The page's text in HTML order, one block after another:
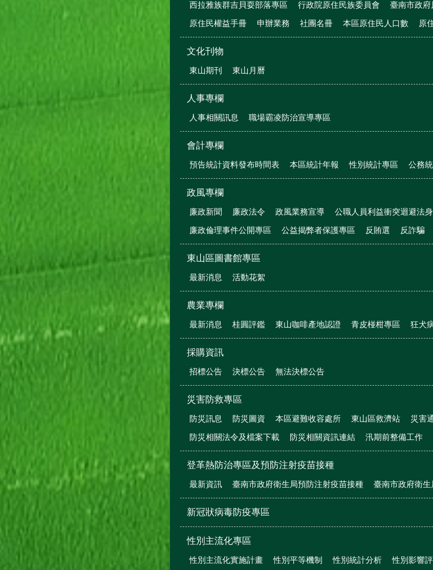
西拉雅族群吉貝耍部落專區 行政院原住民族委員會 臺南市政
原住民權益手冊 申辦業務 社團名冊 本區原住民人口數 原
文化刊物
東山期刊 東山月曆
人事專欄
人事相關訊息 職場霸凌防治宣導專區
會計專欄
預告統計資料發布時間表 本區統計年報 性別統計專區 公務
政風專欄
廉政新聞 廉政法令 政風業務宣導 公職人員利益衝突迴避法
廉政倫理事件公開專區 公益揭弊者保護專區 反賄選 反詐騙
東山區圖書館專區
最新消息 活動花絮
農業專欄
最新消息 桂圓評鑑 東山咖啡產地認證 青皮椪柑專區 狂犬
採購資訊
招標公告 決標公告 無法決標公告
災害防救專區
防災訊息 防災圖資 本區避難收容處所 東山區救濟站 災害
防災相關法令及檔案下載 防災相關資訊連結 汛期前整備工作
登革熱防治專區及預防注射疫苗接種
最新資訊 臺南市政府衛生局預防注射疫苗接種 臺南市政府衛
新冠狀病毒防疫專區
性別主流化專區
性別主流化實施計畫 性別平等機制 性別統計分析 性別影響